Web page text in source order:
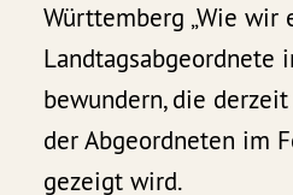
Württemberg „Wie wir
Landtagsabgeordnete
bewundern, die
der Abgeordneten im
gezeigt wird.